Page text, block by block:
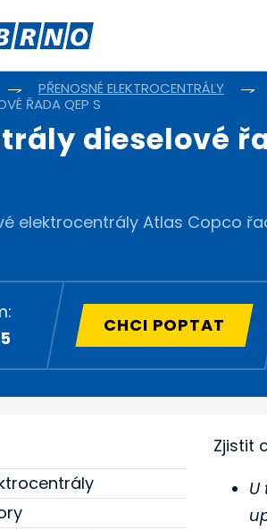
PŘENOSNÉ ELEKTROCENTRÁLY
ŘADA QEP S
dieselové
elektrocentrály Atlas Copco
CHCI POPTAT
Zjistit